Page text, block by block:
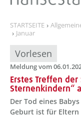
STARTSEITE
Januar
Vorlesen
Meldung vom
Erstes Treffen
Sternenkindern“
Der Tod eines
Geburt ist für